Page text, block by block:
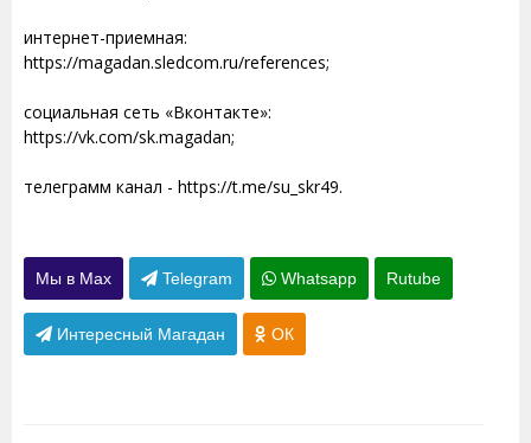
интернет-приемная:
https://magadan.sledcom.ru/references;
социальная сеть «Вконтакте»:
https://vk.com/sk.magadan;
телеграмм канал - https://t.me/su_skr49.
Мы в Max Telegram Whatsapp Rutube
Интересный Магадан ОК